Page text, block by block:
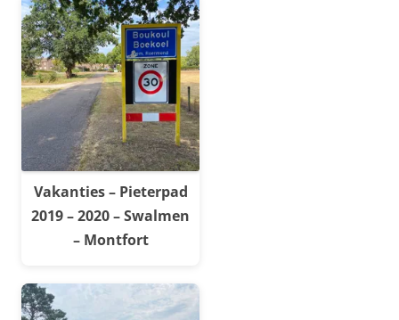
Vakanties – Pieterpad
2019 – 2020 – Swalmen
– Montfort